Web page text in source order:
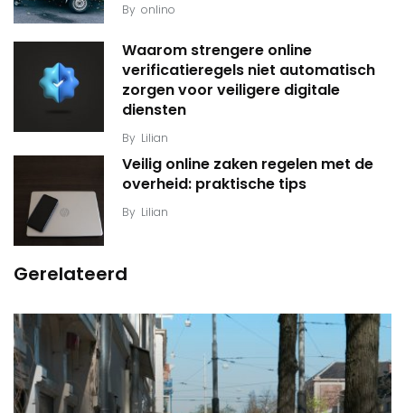
By onlino
Waarom strengere online
verificatieregels niet automatisch
zorgen voor veiligere digitale
diensten
By Lilian
Veilig online zaken regelen met de
overheid: praktische tips
By Lilian
Gerelateerd